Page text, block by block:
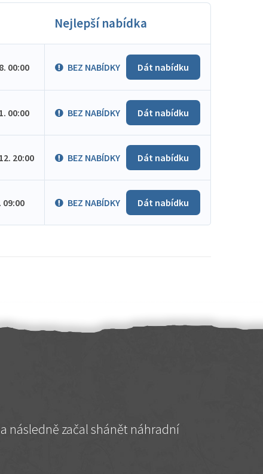
Nejlepší nabídka
00:00 BEZ NABÍDKY Dát nabídku
00:00 BEZ NABÍDKY Dát nabídku
20:00 BEZ NABÍDKY Dát nabídku
09:00 BEZ NABÍDKY Dát nabídku
následně začal shánět náhradní